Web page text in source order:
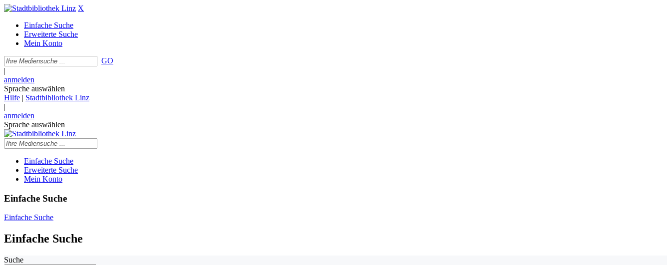
X
Einfache Suche
Erweiterte Suche
Mein Konto
GO
|
anmelden
Sprache auswählen
Hilfe | Stadtbibliothek Linz
|
anmelden
Sprache auswählen
Einfache Suche
Erweiterte Suche
Mein Konto
Einfache Suche
Einfache Suche
Einfache Suche
Suche